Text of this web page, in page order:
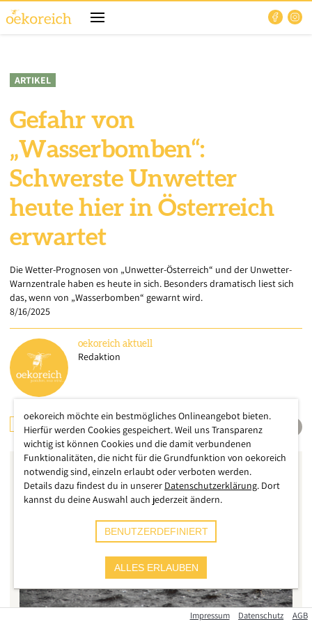
ARTIKEL
Gefahr von
„Wasserbomben“:
Schwerste Unwetter
heute hier in Österreich
erwartet
Die Wetter-Prognosen von „Unwetter-Österreich“ und der Unwetter-
Warnzentrale haben es heute in sich. Besonders dramatisch liest sich
das, wenn von „Wasserbomben“ gewarnt wird.
8/16/2025
oekoreich aktuell
Redaktion
UMWELT ÖSTERREICH
Impressum Datenschutz AGB
oekoreich möchte ein bestmögliches Onlineangebot bieten.
Hierfür werden Cookies gespeichert. Weil uns Transparenz
wichtig ist können Cookies und die damit verbundenen
Funktionalitäten, die nicht für die Grundfunktion von oekoreich
notwendig sind, einzeln erlaubt oder verboten werden.
Details dazu findest du in unserer Datenschutzerklärung. Dort
kannst du deine Auswahl auch jederzeit ändern.
BENUTZERDEFINIERT
ALLES ERLAUBEN